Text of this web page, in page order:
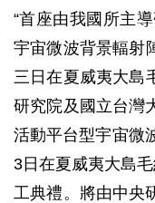
“首座由我國所主
宇宙微波背景輻射
三日在夏威夷大島
研究院及國立台灣
活動平台型宇宙微
3日在夏威夷大島
工典禮。將由中央